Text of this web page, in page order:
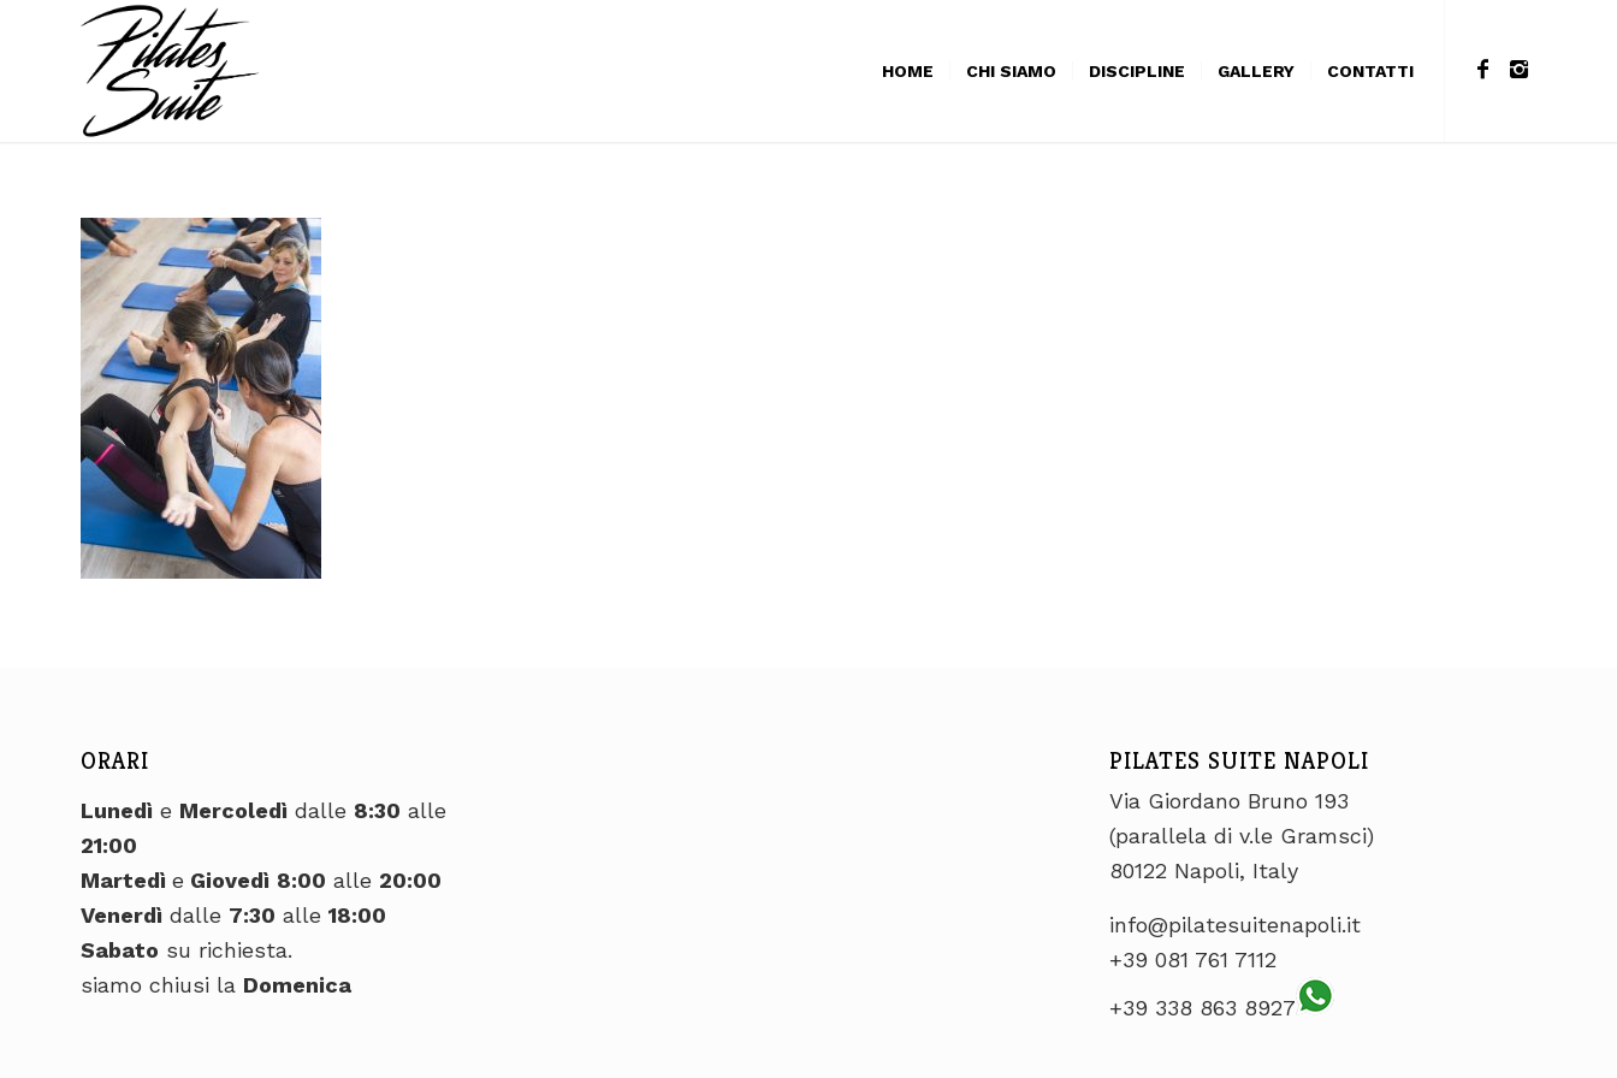
HOME CHI SIAMO DISCIPLINE GALLERY CONTATTI
ORARI
Lunedì e Mercoledì dalle 8:30 alle
21:00
Martedì e Giovedì 8:00 alle 20:00
Venerdì dalle 7:30 alle 18:00
Sabato su richiesta.
siamo chiusi la Domenica
PILATES SUITE NAPOLI
Via Giordano Bruno 193
(parallela di v.le Gramsci)
80122 Napoli, Italy
info@pilatesuitenapoli.it
+39 081 761 7112
+39 338 863 8927